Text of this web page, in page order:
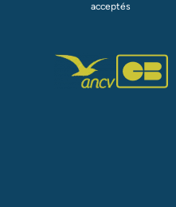
acceptés